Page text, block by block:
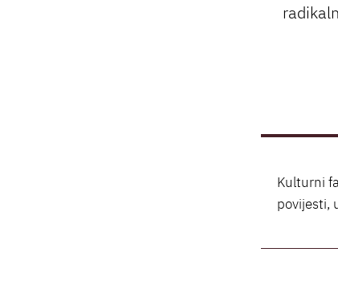
Kulturni
povijesti,